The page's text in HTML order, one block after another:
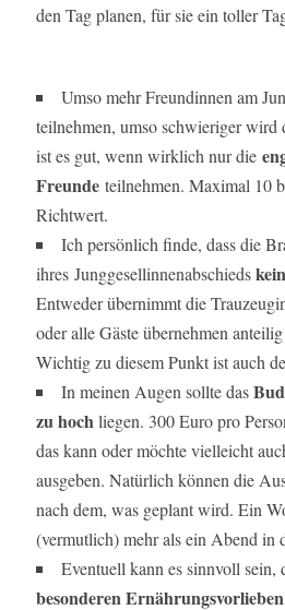
den Tag planen, für sie ein toller
Umso mehr Freundinnen am
teilnehmen, umso schwieriger wird
ist es gut, wenn wirklich nur die
Freunde teilnehmen. Maximal 10
Richtwert.
Ich persönlich finde, dass die
ihres Junggesellinnenabschieds
Entweder übernimmt die
oder alle Gäste übernehmen
Wichtig zu diesem Punkt ist auch
In meinen Augen sollte das
zu hochliegen. 300 Euro pro
das kann oder möchte vielleicht
ausgeben. Natürlich können die
nach dem, was geplant wird. Ein
(vermutlich) mehr als ein Abend in
Eventuell kann es sinnvoll sein,
besonderen Ernährungsvorlieben